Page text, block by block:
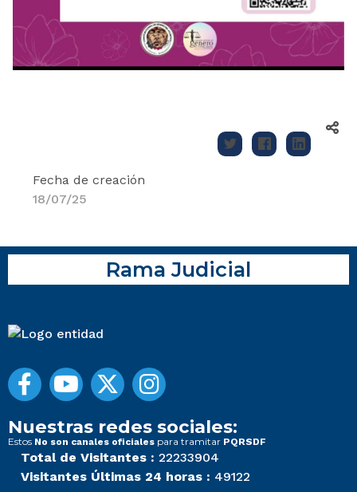
Fecha de creación
18/07/25
Rama Judicial
Nuestras redes sociales:
Estos No son canales oficiales para tramitar PQRSDF
Total de Visitantes : 22233904
Visitantes Últimas 24 horas : 49122